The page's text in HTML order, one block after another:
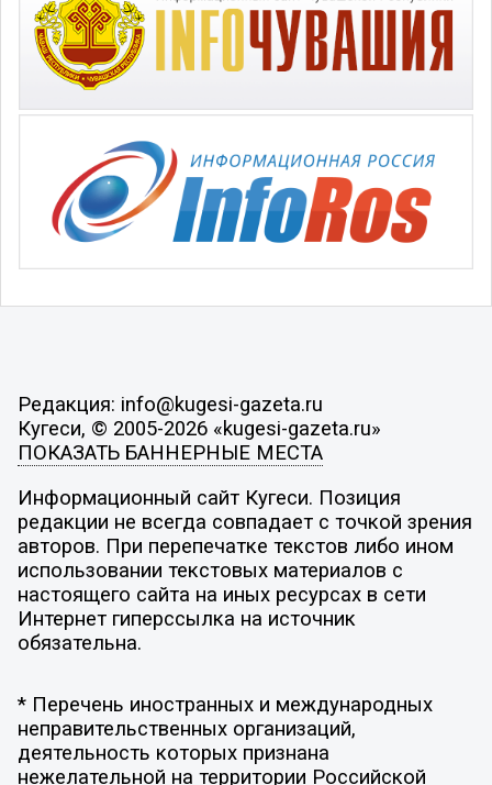
Редакция: info@kugesi-gazeta.ru
Кугеси, © 2005-2026 «kugesi-gazeta.ru»
ПОКАЗАТЬ БАННЕРНЫЕ МЕСТА
Информационный сайт Кугеси. Позиция
редакции не всегда совпадает с точкой зрения
авторов. При перепечатке текстов либо ином
использовании текстовых материалов с
настоящего сайта на иных ресурсах в сети
Интернет гиперссылка на источник
обязательна.
* Перечень иностранных и международных
неправительственных организаций,
деятельность которых признана
нежелательной на территории Российской